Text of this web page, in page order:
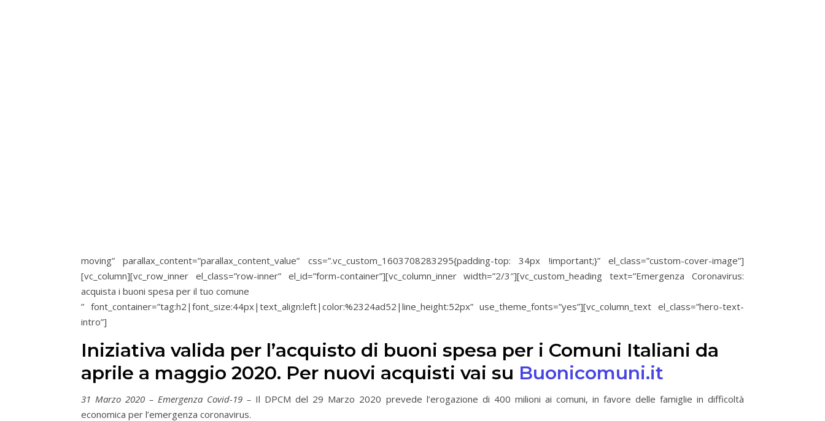
moving” parallax_content=”parallax_content_value” css=”.vc_custom_1603708283295{padding-top: 34px !important;}” el_class=”custom-cover-image”]
[vc_column][vc_row_inner el_class=”row-inner” el_id=”form-container”][vc_column_inner width=”2/3″][vc_custom_heading text=”Emergenza Coronavirus:
acquista i buoni spesa per il tuo comune
” font_container=”tag:h2|font_size:44px|text_align:left|color:%2324ad52|line_height:52px” use_theme_fonts=”yes”][vc_column_text el_class=”hero-text-
intro”]
Iniziativa valida per l’acquisto di buoni spesa per i Comuni Italiani da
aprile a maggio 2020. Per nuovi acquisti vai su Buonicomuni.it
31 Marzo 2020 – Emergenza Covid-19 – Il DPCM del 29 Marzo 2020 prevede l’erogazione di 400 milioni ai comuni, in favore delle famiglie in difficoltà
economica per l’emergenza coronavirus.